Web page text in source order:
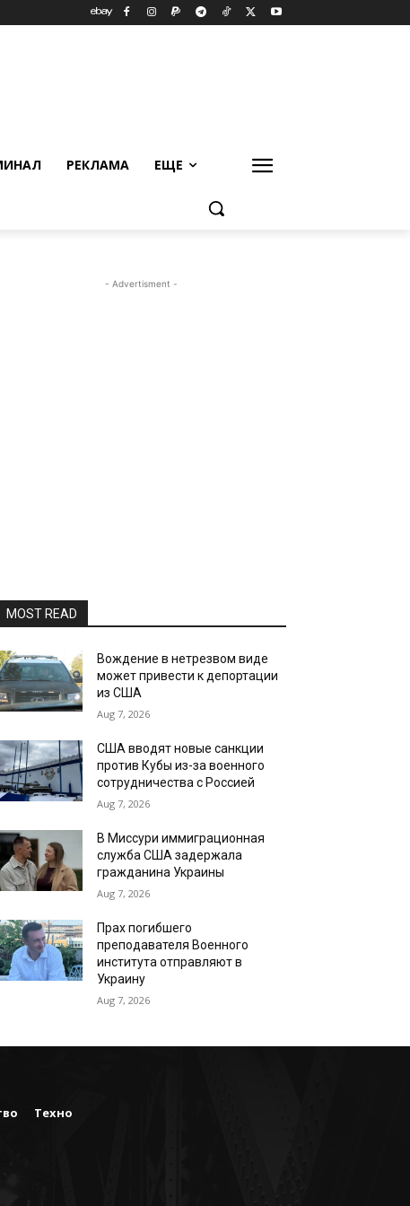
РЕКЛАМА ЕЩЕ
- Advertisment -
MOST READ
Вождение в нетрезвом виде
может привести к депортации
из США
Aug 7, 2026
США вводят новые санкции
против Кубы из-за военного
сотрудничества с Россией
Aug 7, 2026
В Миссури иммиграционная
служба США задержала
гражданина Украины
Aug 7, 2026
Прах погибшего
преподавателя Военного
института отправляют в
Украину
Aug 7, 2026
Техно